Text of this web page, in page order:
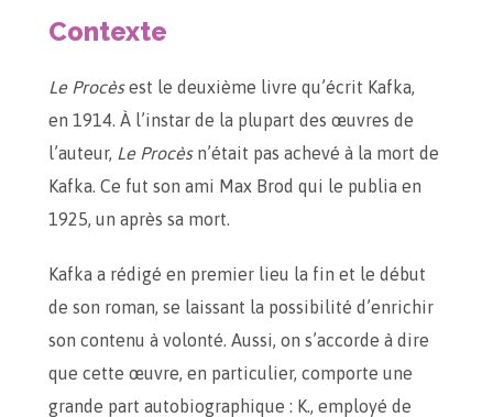
Contexte
Le Procèsest le deuxième livre qu’écrit Kafka,
en 1914. À l’instar de la plupart des œuvres de
l’auteur, Le Procèsn’était pas achevé à la mort de
Kafka. Ce fut son ami Max Brod qui le publia en
1925, un après sa mort.
Kafka a rédigé en premier lieu la fin et le début
de son roman, se laissant la possibilité d’enrichir
son contenu à volonté. Aussi, on s’accorde à dire
que cette œuvre, en particulier, comporte une
grande part autobiographique : K., employé de